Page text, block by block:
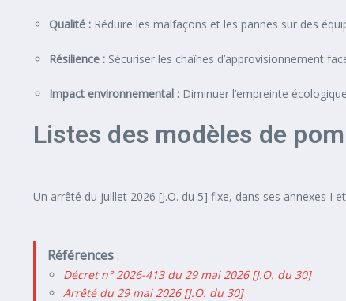
Qualité : Réduire les malfaçons et les pannes sur des
Résilience : Sécuriser les chaînes d’approvisionnement
Impact environnemental : Diminuer l’empreinte
Listes des modèles de
Un arrêté du juillet 2026 [J.O. du 5] fixe, dans ses annexes
Références:
Décret n° 2026-413 du 29 mai 2026 [J.O. du 30]
Arrêté du 29 mai 2026 [J.O. du 30]